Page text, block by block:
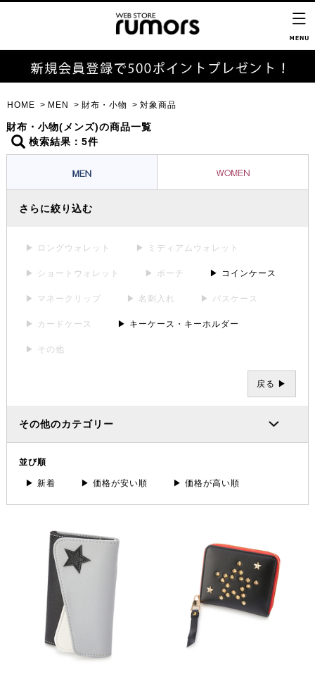
HOME MEN 財布・小物 対象商品
財布・小物(メンズ)の商品一覧
検索結果：5件
さらに絞り込む
▶ ロングウォレット ▶ ミディアムウォレット
▶ ショートウォレット ▶ ポーチ ▶ コインケース
▶ マネークリップ ▶ 名刺入れ ▶ パスケース
▶ カードケース ▶ キーケース・キーホルダー
▶ その他
戻る ▶
その他のカテゴリー
並び順
▶ 新着 ▶ 価格が安い順 ▶ 価格が高い順